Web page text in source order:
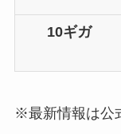
10ギガ
※最新情報は公